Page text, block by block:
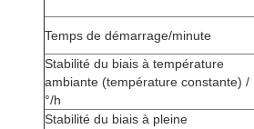
Temps de démarrage/minute
Stabilité du biais à température
ambiante (température constante) /
°/h
Stabilité du biais à pleine